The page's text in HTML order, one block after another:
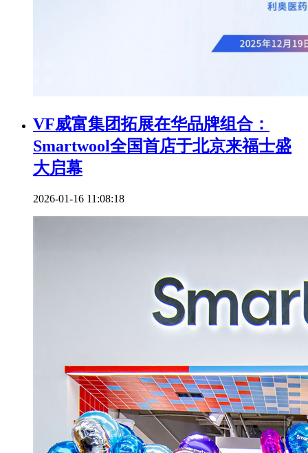
VF威富集团拓展在华品牌组合：
Smartwool全国首店于北京来福士盛
大启幕
2026-01-16 11:08:18